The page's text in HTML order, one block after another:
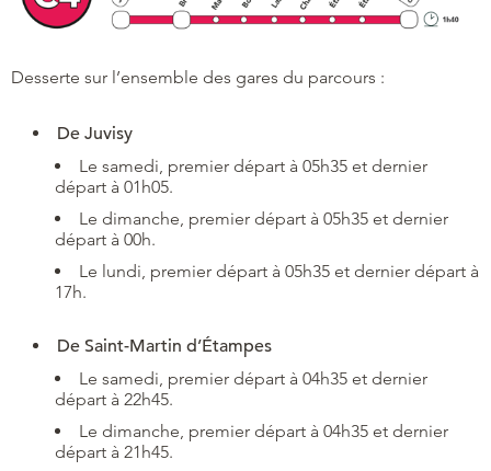
Desserte sur l’ensemble des gares du parcours :
De Juvisy
Le samedi, premier départ à 05h35 et dernier
départ à 01h05.
Le dimanche, premier départ à 05h35 et dernier
départ à 00h.
Le lundi, premier départ à 05h35 et dernier départ à
17h.
De Saint-Martin d’Étampes
Le samedi, premier départ à 04h35 et dernier
départ à 22h45.
Le dimanche, premier départ à 04h35 et dernier
départ à 21h45.